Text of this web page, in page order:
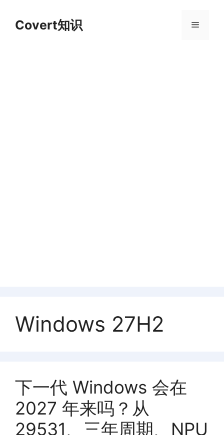
Covert知识 菜
Windows 27H2
下一代 Windows 会在
2027 年来吗？从
29531、三年周期、NPU